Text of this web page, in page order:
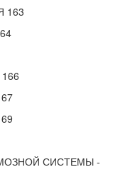
163
СИСТЕМЫ -